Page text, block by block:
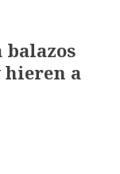
balazos
hieren a